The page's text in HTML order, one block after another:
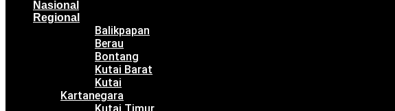
Nasional
Regional
Balikpapan
Berau
Bontang
Kutai Barat
Kutai
Kartanegara